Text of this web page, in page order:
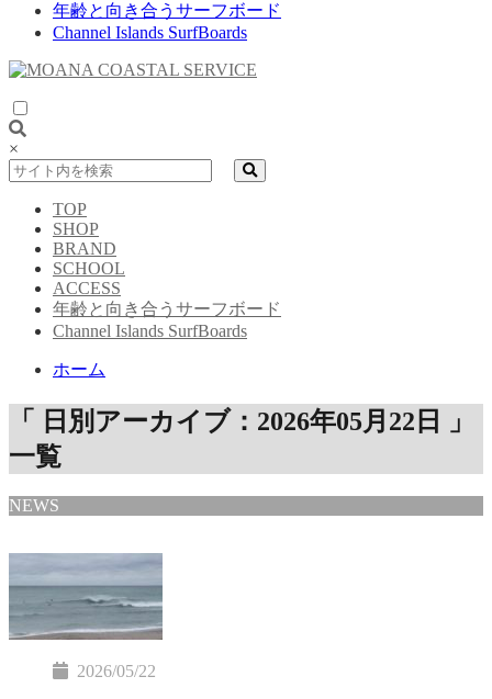
年齢と向き合うサーフボード
Channel Islands SurfBoards
×
TOP
SHOP
BRAND
SCHOOL
ACCESS
年齢と向き合うサーフボード
Channel Islands SurfBoards
ホーム
「 日別アーカイブ：2026年05月22日 」
一覧
NEWS
2026/05/22